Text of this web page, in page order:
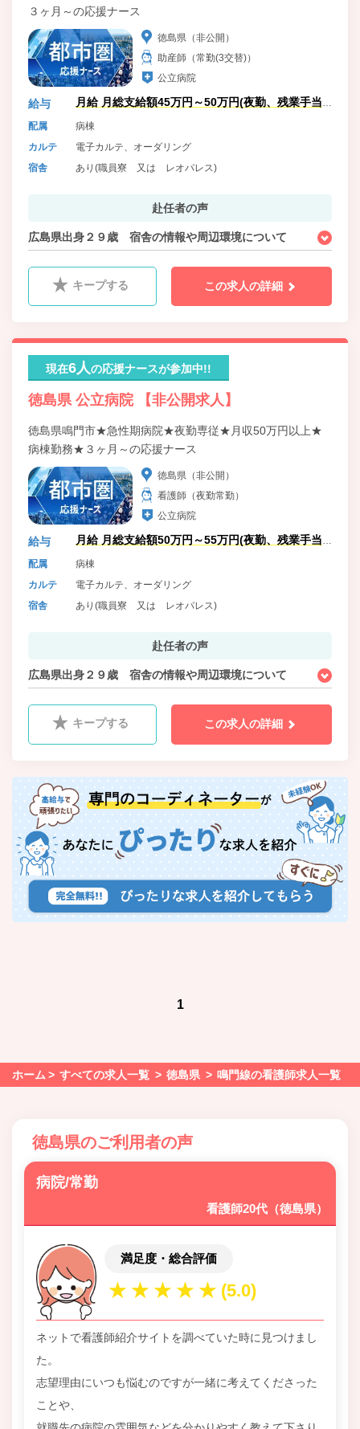
３ヶ月～の応援ナース
徳島県（非公開）
助産師（常勤(3交替)）
公立病院
給与
月給 月総支給額45万円～50万円(夜勤、残業手当
含)
配属
病棟
カルテ
電子カルテ、オーダリング
宿舎
あり(職員寮 又は レオパレス)
赴任者の声
広島県出身２９歳 宿舎の情報や周辺環境について
キープする この求人の詳細
現在6人の応援ナースが参加中!!
徳島県 公立病院 【非公開求人】
徳島県鳴門市★急性期病院★夜勤専従★月収50万円以上★
病棟勤務★３ヶ月～の応援ナース
徳島県（非公開）
看護師（夜勤常勤）
公立病院
給与
月給 月総支給額50万円～55万円(夜勤、残業手当
含)
配属
病棟
カルテ
電子カルテ、オーダリング
宿舎
あり(職員寮 又は レオパレス)
赴任者の声
広島県出身２９歳 宿舎の情報や周辺環境について
キープする この求人の詳細
1
ホーム すべての求人一覧 徳島県 鳴門線の看護師求人一覧
徳島県のご利用者の声
病院/常勤
看護師20代（徳島県）
満足度・総合評価
ネットで看護師紹介サイトを調べていた時に見つけまし
た。
志望理由にいつも悩むのですが一緒に考えてくださった
ことや、